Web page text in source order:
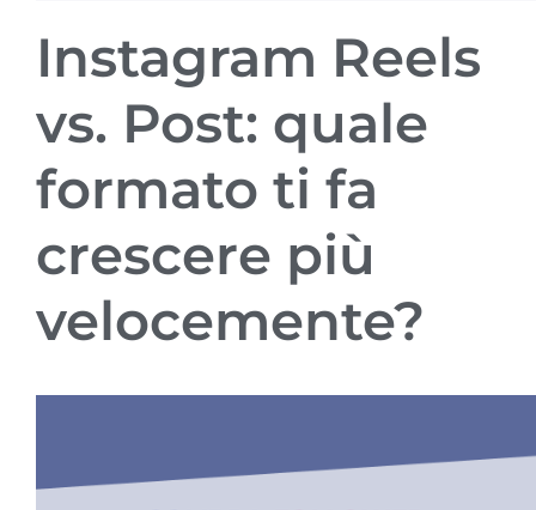
Instagram Reels
vs. Post: quale
formato ti fa
crescere più
velocemente?